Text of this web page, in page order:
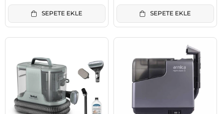
SEPETE EKLE SEPETE EKLE